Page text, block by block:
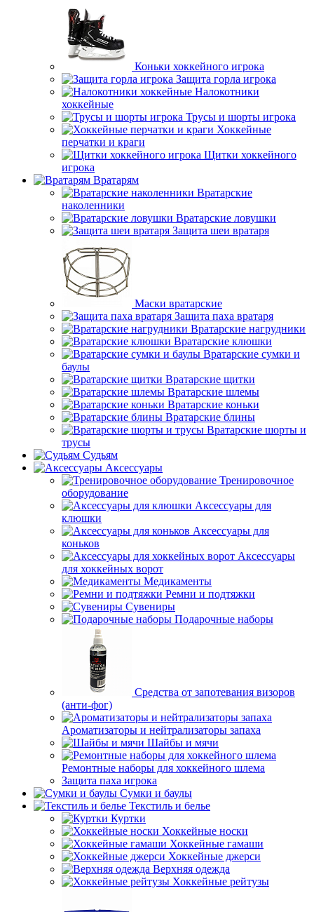
Коньки хоккейного игрока
Защита горла игрока
Налокотники
хоккейные
Трусы и шорты игрока
Хоккейные
перчатки и краги
Щитки хоккейного
игрока
Вратарям
Вратарские
наколенники
Вратарские ловушки
Защита шеи вратаря
Маски вратарские
Защита паха вратаря
Вратарские нагрудники
Вратарские клюшки
Вратарские сумки и
баулы
Вратарские щитки
Вратарские шлемы
Вратарские коньки
Вратарские блины
Вратарские шорты и
трусы
Судьям
Аксессуары
Тренировочное
оборудование
Аксессуары для
клюшки
Аксессуары для
коньков
Аксессуары
для хоккейных ворот
Медикаменты
Ремни и подтяжки
Сувениры
Подарочные наборы
Средства от запотевания визоров
(анти-фог)
Ароматизаторы и нейтрализаторы запаха
Шайбы и мячи
Ремонтные наборы для хоккейного шлема
Защита паха игрока
Сумки и баулы
Текстиль и белье
Куртки
Хоккейные носки
Хоккейные гамаши
Хоккейные джерси
Верхняя одежда
Хоккейные рейтузы